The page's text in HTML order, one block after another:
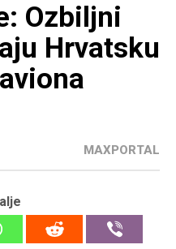
Ozbiljni
Hrvatsku
MAXPORTAL